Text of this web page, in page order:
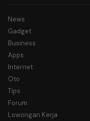
News
Gadget
Business
Apps
Internet
Oto
Tips
Forum
Lowongan Kerja